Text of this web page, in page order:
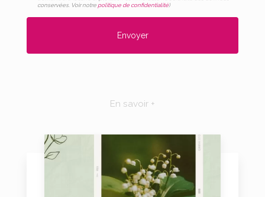
conservées. Voir notre politique de confidentialité)
En savoir +